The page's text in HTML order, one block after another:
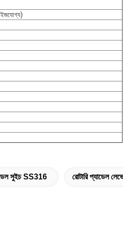
সুইচ SS316 রোটারি প্যাডেল